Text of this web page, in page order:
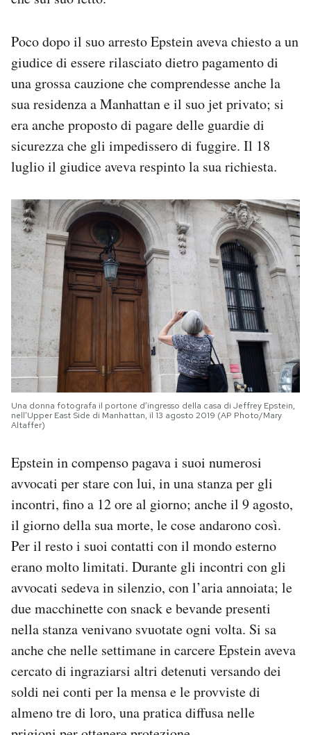
Poco dopo il suo arresto Epstein aveva chiesto a un
giudice di essere rilasciato dietro pagamento di
una grossa cauzione che comprendesse anche la
sua residenza a Manhattan e il suo jet privato; si
era anche proposto di pagare delle guardie di
sicurezza che gli impedissero di fuggire. Il 18
luglio il giudice aveva respinto la sua richiesta.
Una donna fotografa il portone d’ingresso della casa di Jeffrey Epstein,
nell’Upper East Side di Manhattan, il 13 agosto 2019 (AP Photo/Mary
Altaffer)
Epstein in compenso pagava i suoi numerosi
avvocati per stare con lui, in una stanza per gli
incontri, fino a 12 ore al giorno; anche il 9 agosto,
il giorno della sua morte, le cose andarono così.
Per il resto i suoi contatti con il mondo esterno
erano molto limitati. Durante gli incontri con gli
avvocati sedeva in silenzio, con l’aria annoiata; le
due macchinette con snack e bevande presenti
nella stanza venivano svuotate ogni volta. Si sa
anche che nelle settimane in carcere Epstein aveva
cercato di ingraziarsi altri detenuti versando dei
soldi nei conti per la mensa e le provviste di
almeno tre di loro, una pratica diffusa nelle